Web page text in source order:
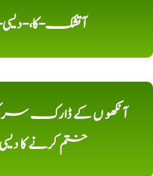
آتشک-کا،-
آنکھو ں کے ڈارک
ختم کرنے کا